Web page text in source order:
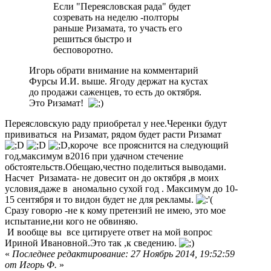
Если "Переясловская рада" будет
созревать на неделю -полторы
раньше Ризамата, то участь его
решиться быстро и
бесповоротно.
Игорь обрати внимание на комментарий
Фурсы И.И. выше. Ягоду держат на кустах
до продажи саженцев, то есть до октября.
Это Ризамат!
Переясловскую раду приобретал у нее.Черенки будут
прививаться на Ризамат, рядом будет расти Ризамат
,короче все прояснится на следующий
год,максимум в2016 при удачном стечение
обстоятельств.Обещаю,честно поделиться выводами.
Насчет Ризамата- не довесит он до октября ,в моих
условия,даже в аномально сухой год . Максимум до 10-
15 сентября и то видон будет не для рекламы.
Сразу говорю -не к кому претензий не имею, это мое
испытание,ни кого не обвиняю.
И вообще вы все цитируете ответ на мой вопрос
Ириной Ивановной.Это так ,к сведению.
« Последнее редактирование: 27 Ноябрь 2014, 19:52:59
от Игорь Ф. »